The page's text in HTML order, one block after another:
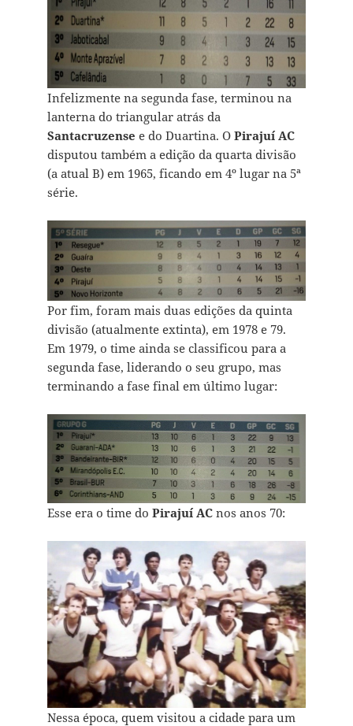
Infelizmente na segunda fase, terminou na
lanterna do triangular atrás da
Santacruzense e do Duartina. O Pirajuí AC
disputou também a edição da quarta divisão
(a atual B) em 1965, ficando em 4º lugar na 5ª
série.
Por fim, foram mais duas edições da quinta
divisão (atualmente extinta), em 1978 e 79.
Em 1979, o time ainda se classificou para a
segunda fase, liderando o seu grupo, mas
terminando a fase final em último lugar:
Esse era o time do Pirajuí ACnos anos 70:
Nessa época, quem visitou a cidade para um